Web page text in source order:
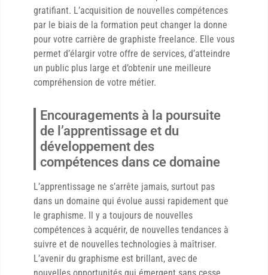
gratifiant. L’acquisition de nouvelles compétences
par le biais de la formation peut changer la donne
pour votre carrière de graphiste freelance. Elle vous
permet d’élargir votre offre de services, d’atteindre
un public plus large et d’obtenir une meilleure
compréhension de votre métier.
Encouragements à la poursuite
de l’apprentissage et du
développement des
compétences dans ce domaine
L’apprentissage ne s’arrête jamais, surtout pas
dans un domaine qui évolue aussi rapidement que
le graphisme. Il y a toujours de nouvelles
compétences à acquérir, de nouvelles tendances à
suivre et de nouvelles technologies à maîtriser.
L’avenir du graphisme est brillant, avec de